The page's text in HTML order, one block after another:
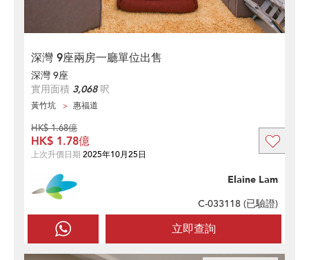
深灣 9座兩房一廳單位出售
深灣 9座
實用面積 3,068呎
黃竹坑 惠福道
立即查詢
Elaine Lam
C-033118 (已驗證)
HK$ 1.68億
HK$ 1.78億
上次升價日期 2025年10月25日